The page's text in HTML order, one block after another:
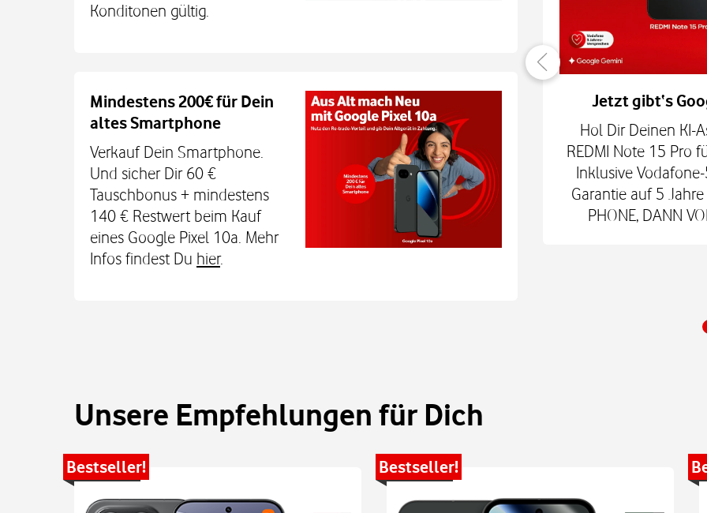
Konditonen gültig.
Mindestens 200€ für Dein
altes Smartphone
Verkauf Dein Smartphone.
Und sicher Dir 60 €
Tauschbonus + mindestens
140 € Restwert beim Kauf
eines Google Pixel 10a. Mehr
Infos findest Du hier.
Auch auf dem Schulweg immer verbunden
Dein Kind bleibt unterwegs auch ohne Smartphone mit
Sicherheit erreichbar. Mit der Xplora X6Play 2nd Gen. oder der
TCL MT48X Smartwatch für je einmal 1 € zum Smart Tech M.
Den Tarif gibt's jetzt 3 Monate für 0 € und danach für mtl. 9,99
€. Alle Infos bei uns im Shop.
Jetzt gibt‘s
Hol Dir Deinen KI-
REDMI Note 15 Pro
Inklusive
Garantie auf 5
PHONE, DANN
Unsere Empfehlungen für Dich
Bestseller! Bestseller!